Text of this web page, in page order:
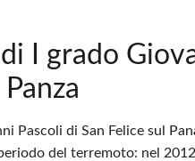
I grado
Pascoli di San Felice sul
del terremoto: nel